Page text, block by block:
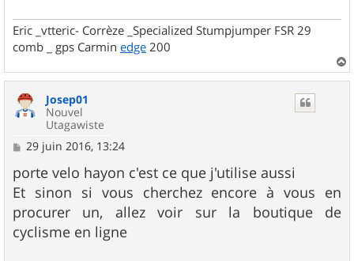
Eric _vtteric- Corrèze _Specialized Stumpjumper FSR 29
comb _ gps Carmin edge 200
a
Josep01
Nouvel
Utagawiste
M
s
s
a
g
e
29 juin 2016, 13:24
porte velo hayon c'est ce que j'utilise aussi
Et sinon si vous cherchez encore à vous en
procurer un, allez voir sur la boutique de
cyclisme en ligne